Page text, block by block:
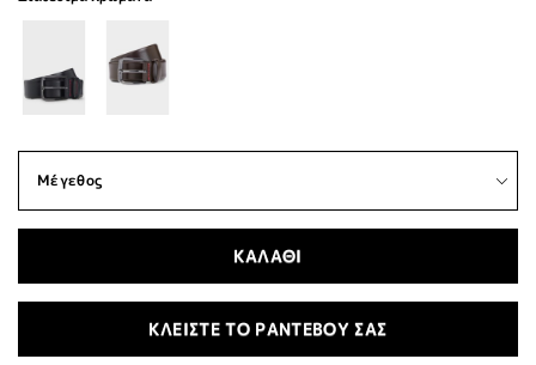
ΚΑΛΑΘΙ
ΚΛΕΙΣΤΕ ΤΟ ΡΑΝΤΕΒΟΥ ΣΑΣ